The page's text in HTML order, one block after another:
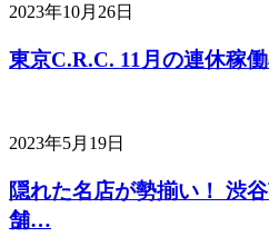
2023年10月26日
東京C.R.C. 11月の連休稼
2023年5月19日
隠れた名店が勢揃い！ 渋
舗…